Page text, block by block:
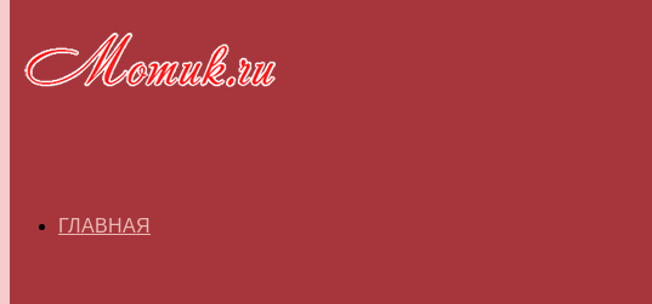
ГЛАВНАЯ